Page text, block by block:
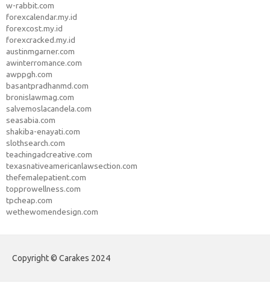
w-rabbit.com
forexcalendar.my.id
forexcost.my.id
forexcracked.my.id
austinmgarner.com
awinterromance.com
awppgh.com
basantpradhanmd.com
bronislawmag.com
salvemoslacandela.com
seasabia.com
shakiba-enayati.com
slothsearch.com
teachingadcreative.com
texasnativeamericanlawsection.com
thefemalepatient.com
topprowellness.com
tpcheap.com
wethewomendesign.com
Copyright © Carakes 2024